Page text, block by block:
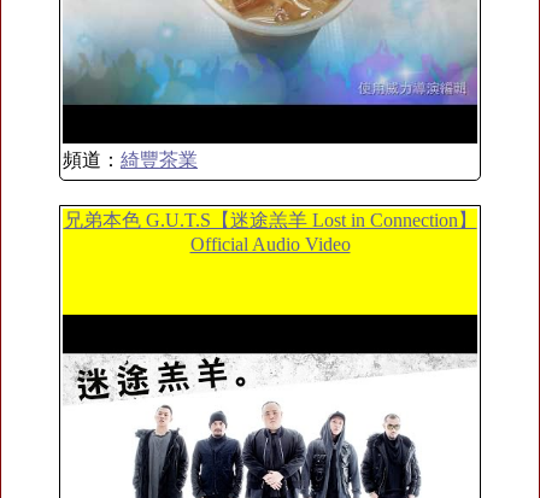
頻道： 綺豐茶業
兄弟本色 G.U.T.S【迷途羔羊 Lost in Connection】
Official Audio Video